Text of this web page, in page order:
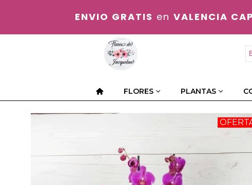
ENVIO GRATIS en VALENCIA
FLORES PLANTAS